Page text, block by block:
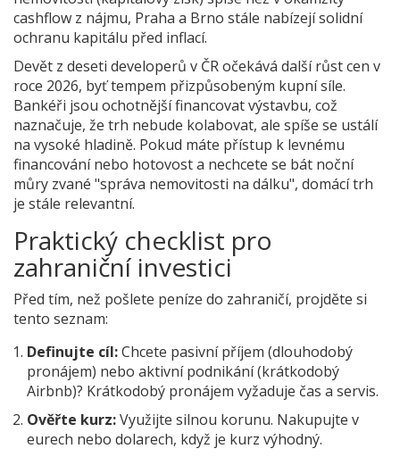
cashflow z nájmu, Praha a Brno stále nabízejí solidní
ochranu kapitálu před inflací.
Devět z deseti developerů v ČR očekává další růst cen v
roce 2026, byť tempem přizpůsobeným kupní síle.
Bankéři jsou ochotnější financovat výstavbu, což
naznačuje, že trh nebude kolabovat, ale spíše se ustálí
na vysoké hladině. Pokud máte přístup k levnému
financování nebo hotovost a nechcete se bát noční
můry zvané "správa nemovitosti na dálku", domácí trh
je stále relevantní.
Praktický checklist pro
zahraniční investici
Před tím, než pošlete peníze do zahraničí, projděte si
tento seznam:
Definujte cíl:Chcete pasivní příjem (dlouhodobý
pronájem) nebo aktivní podnikání (krátkodobý
Airbnb)? Krátkodobý pronájem vyžaduje čas a servis.
Ověřte kurz:Využijte silnou korunu. Nakupujte v
eurech nebo dolarech, když je kurz výhodný.